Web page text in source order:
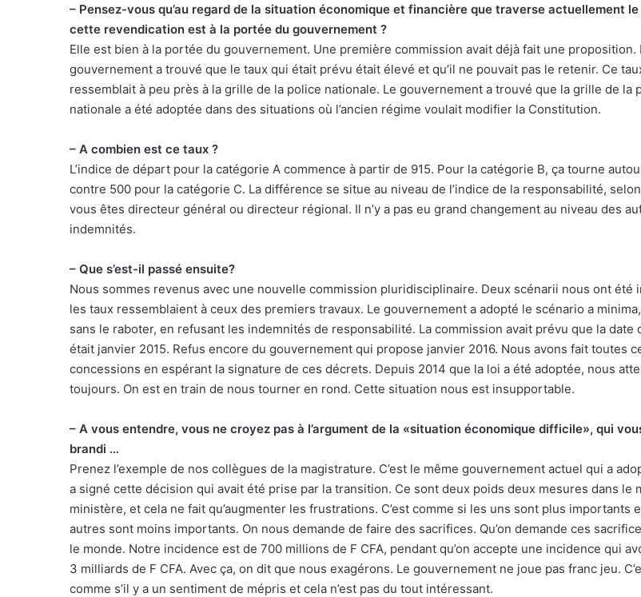
– Pensez-vous qu’au regard de la situation économique et financière que traverse actuellement
cette revendication est à la portée du gouvernement ?
Elle est bien à la portée du gouvernement. Une première commission avait déjà fait une proposition.
gouvernement a trouvé que le taux qui était prévu était élevé et qu’il ne pouvait pas le retenir. Ce
ressemblait à peu près à la grille de la police nationale. Le gouvernement a trouvé que la grille de la
nationale a été adoptée dans des situations où l’ancien régime voulait modifier la Constitution.
– A combien est ce taux ?
L’indice de départ pour la catégorie A commence à partir de 915. Pour la catégorie B, ça tourne
contre 500 pour la catégorie C. La différence se situe au niveau de l’indice de la responsabilité,
vous êtes directeur général ou directeur régional. Il n’y a pas eu grand changement au niveau des
indemnités.
– Que s’est-il passé ensuite?
Nous sommes revenus avec une nouvelle commission pluridisciplinaire. Deux scénarii nous ont été
les taux ressemblaient à ceux des premiers travaux. Le gouvernement a adopté le scénario a
sans le raboter, en refusant les indemnités de responsabilité. La commission avait prévu que la date
était janvier 2015. Refus encore du gouvernement qui propose janvier 2016. Nous avons fait toutes
concessions en espérant la signature de ces décrets. Depuis 2014 que la loi a été adoptée, nous
toujours. On est en train de nous tourner en rond. Cette situation nous est insupportable.
– A vous entendre, vous ne croyez pas à l’argument de la «situation économique difficile», qui
brandi …
Prenez l’exemple de nos collègues de la magistrature. C’est le même gouvernement actuel qui a
a signé cette décision qui avait été prise par la transition. Ce sont deux poids deux mesures dans le
ministère, et cela ne fait qu’augmenter les frustrations. C’est comme si les uns sont plus importants
autres sont moins importants. On nous demande de faire des sacrifices. Qu’on demande ces
le monde. Notre incidence est de 700 millions de F CFA, pendant qu’on accepte une incidence qui
3 milliards de F CFA. Avec ça, on dit que nous exagérons. Le gouvernement ne joue pas franc jeu.
comme s’il y a un sentiment de mépris et cela n’est pas du tout intéressant.